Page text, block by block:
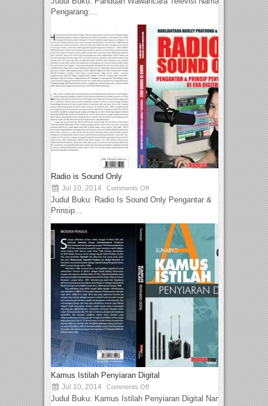
Pengarang:...
Radio is Sound Only
Jul 10, 2014 Comments Off
Judul Buku: Radio Is Sound Only Pengantar &
Prinsip...
Kamus Istilah Penyiaran Digital
Jul 10, 2014 Comments Off
Judul Buku: Kamus Istilah Penyiaran Digital Nama